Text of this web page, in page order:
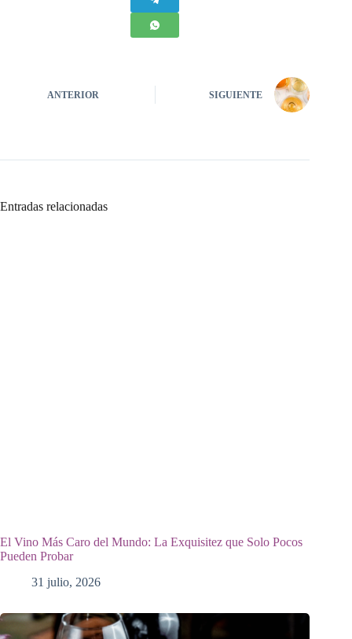
ANTERIOR SIGUIENTE
Entradas relacionadas
El Vino Más Caro del Mundo: La Exquisitez que Solo Pocos
Pueden Probar
31 julio, 2026